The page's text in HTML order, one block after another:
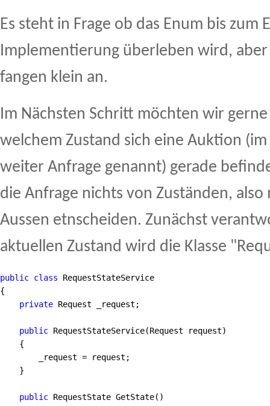
Es steht in Frage ob das Enum bis zum
Implementierung überleben wird,
fangen klein an.
Im Nächsten Schritt möchten wir
welchem Zustand sich eine Auktion
weiter Anfrage genannt) gerade
die Anfrage nichts von Zuständen,
Aussen etnscheiden. Zunächst
aktuellen Zustand wird die Klasse
public class RequestStateService
{
private Request _request;
public RequestStateService(Request request)
    {
        _request
= request;
    }
public RequestState GetState()